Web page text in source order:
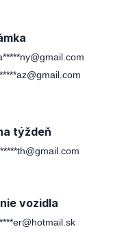
týždeň
vozidla